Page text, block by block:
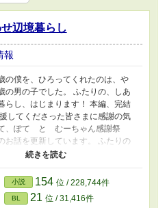
辺境暮らし
報
の僕を、ひろってくれたのは、や
の男の子でした。 ふたりの、しあ
らし、はじまります！ 本編、完結
してくださった皆さまに感謝の気
、ぽて と むーちゃん感謝祭
お話を更新しています。 ふたりの
ました！ プロフのwebサイトから
もしよかったら、お話と一緒に楽
ったら、とてもうれしいです！ 表
AIを使っていますが、小説にはAIを
せん 皆さまの応援のおかげで『も
小説 154 位 / 228,744件
BL 21 位 / 31,416件